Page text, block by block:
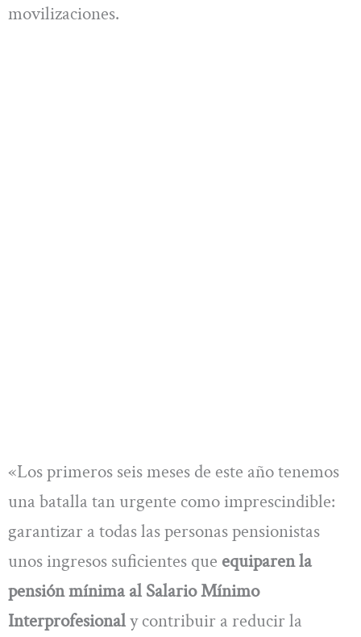
movilizaciones.
«Los primeros seis meses de este año tenemos
una batalla tan urgente como imprescindible:
garantizar a todas las personas pensionistas
unos ingresos suficientes que equiparen la
pensión mínima al Salario Mínimo
Interprofesionaly contribuir a reducir la